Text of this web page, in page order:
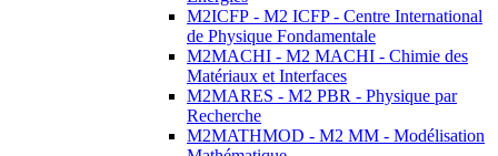
M2ICFP - M2 ICFP - Centre International
de Physique Fondamentale
M2MACHI - M2 MACHI - Chimie des
Matériaux et Interfaces
M2MARES - M2 PBR - Physique par
Recherche
M2MATHMOD - M2 MM - Modélisation